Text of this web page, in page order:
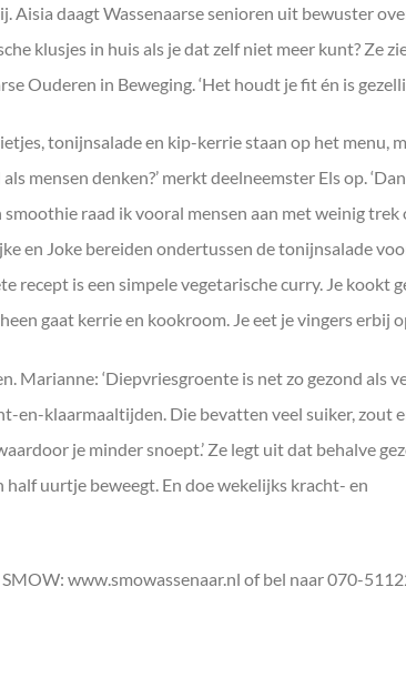
Aisia daagt Wassenaarse senioren uit bewuster
klusjes in huis als je dat zelf niet meer kunt? Ze
Ouderen in Beweging. ‘Het houdt je fit én is
tonijnsalade en kip-kerrie staan op het menu,
mensen denken?’ merkt deelneemster Els op.
raad ik vooral mensen aan met weinig trek
en Joke bereiden ondertussen de tonijnsalade
recept is een simpele vegetarische curry. Je kookt
gaat kerrie en kookroom. Je eet je vingers erbij
‘Diepvriesgroente is net zo gezond als
en-klaarmaaltijden. Die bevatten veel suiker, zout
je minder snoept.’ Ze legt uit dat behalve
half uurtje beweegt. En doe wekelijks kracht- en
www.smowassenaar.nl of bel naar 070-